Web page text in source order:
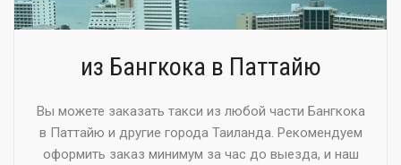
из Бангкока в Паттайю
Вы можете заказать такси из любой части Бангкока
в Паттайю и другие города Таиланда. Рекомендуем
оформить заказ минимум за час до выезда, и наш